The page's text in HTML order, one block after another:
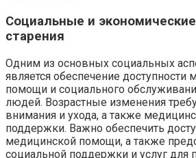
Социальные и
старения
Одним из основных социальных
является обеспечение доступности
помощи и социального
людей. Возрастные изменения
внимания и ухода, а также
поддержки. Важно обеспечить
медицинской помощи, а также
социальной поддержки и услуг